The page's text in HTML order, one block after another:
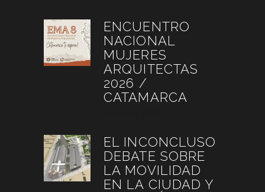
ENCUENTRO
NACIONAL
MUJERES
ARQUITECTAS
2026 /
CATAMARCA
EL INCONCLUSO
DEBATE SOBRE
LA MOVILIDAD
EN LA CIUDAD Y